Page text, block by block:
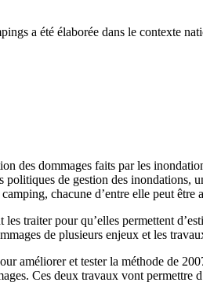
a été élaborée dans le contexte
des dommages faits par les
de gestion des inondations,
chacune d’entre elle peut être
traiter pour qu’elles permettent
de plusieurs enjeux et les
améliorer et tester la méthode de
Ces deux travaux vont permettre